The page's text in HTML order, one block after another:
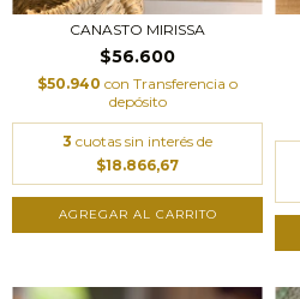
CANASTO MIRISSA
$56.600
$50.940 con Transferencia o
depósito
3 cuotas sin interés de
$18.866,67
AGREGAR AL CARRITO